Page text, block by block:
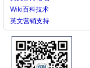
Wiki百科技术
英文营销支持